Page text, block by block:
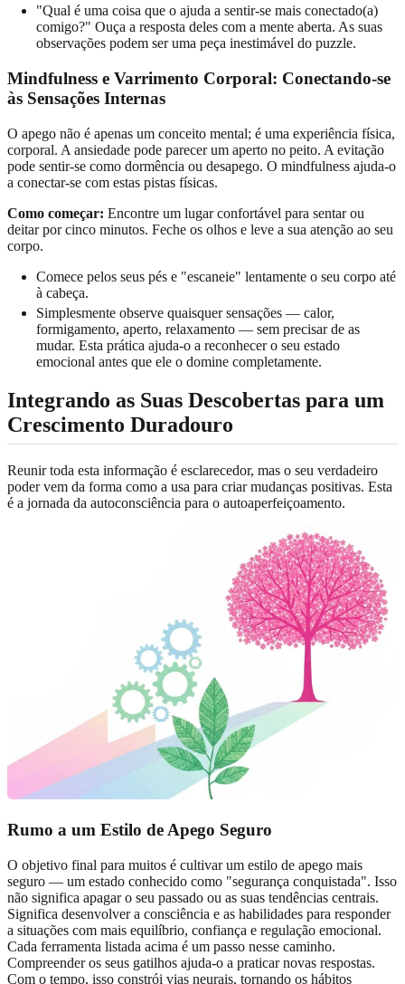
"Qual é uma coisa que o ajuda a sentir-se mais conectado(a)
comigo?" Ouça a resposta deles com a mente aberta. As suas
observações podem ser uma peça inestimável do puzzle.
Mindfulness e Varrimento Corporal: Conectando-se
às Sensações Internas
O apego não é apenas um conceito mental; é uma experiência física,
corporal. A ansiedade pode parecer um aperto no peito. A evitação
pode sentir-se como dormência ou desapego. O mindfulness ajuda-o
a conectar-se com estas pistas físicas.
Como começar: Encontre um lugar confortável para sentar ou
deitar por cinco minutos. Feche os olhos e leve a sua atenção ao seu
corpo.
Comece pelos seus pés e "escaneie" lentamente o seu corpo até
à cabeça.
Simplesmente observe quaisquer sensações — calor,
formigamento, aperto, relaxamento — sem precisar de as
mudar. Esta prática ajuda-o a reconhecer o seu estado
emocional antes que ele o domine completamente.
Integrando as Suas Descobertas para um
Crescimento Duradouro
Reunir toda esta informação é esclarecedor, mas o seu verdadeiro
poder vem da forma como a usa para criar mudanças positivas. Esta
é a jornada da autoconsciência para o autoaperfeiçoamento.
Rumo a um Estilo de Apego Seguro
O objetivo final para muitos é cultivar um estilo de apego mais
seguro — um estado conhecido como "segurança conquistada". Isso
não significa apagar o seu passado ou as suas tendências centrais.
Significa desenvolver a consciência e as habilidades para responder
a situações com mais equilíbrio, confiança e regulação emocional.
Cada ferramenta listada acima é um passo nesse caminho.
Compreender os seus gatilhos ajuda-o a praticar novas respostas.
Com o tempo, isso constrói vias neurais, tornando os hábitos